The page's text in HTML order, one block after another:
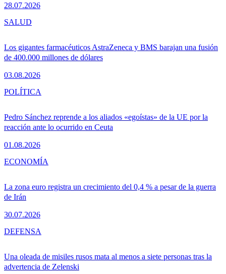
28.07.2026
Los gigantes farmacéuticos AstraZeneca y BMS barajan una fusión
de 400.000 millones de dólares
03.08.2026
SALUD
Pedro Sánchez reprende a los aliados «egoístas» de la UE por la
reacción ante lo ocurrido en Ceuta
01.08.2026
POLÍTICA
La zona euro registra un crecimiento del 0,4 % a pesar de la guerra
de Irán
30.07.2026
ECONOMÍA
Una oleada de misiles rusos mata al menos a siete personas tras la
advertencia de Zelenski
DEFENSA